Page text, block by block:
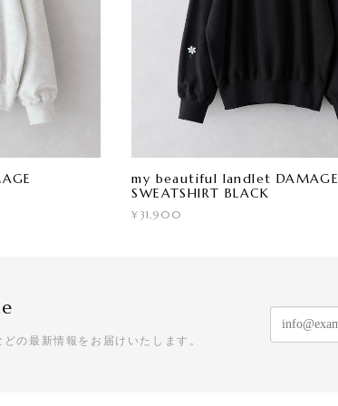
my beautiful landlet DAMAGE
SWEATSHIRT BLACK
¥31,900
の最新情報をお届けいたします。